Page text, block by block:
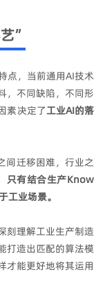
”
点，当前通用AI技术
，不同缺陷，不同形
素决定了工业AI的落
间迁移困难，行业之
只有结合生产Know
工业场景。
刻理解工业生产制造
打造出匹配的算法模
才能更好地将其运用